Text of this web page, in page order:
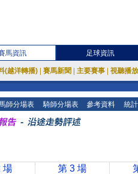
馬資訊 足球資訊
(越洋轉播) 賽馬新聞 主要賽事 視聽播
師分場表 騎師分場表 參考資料 統
場 第 3 場